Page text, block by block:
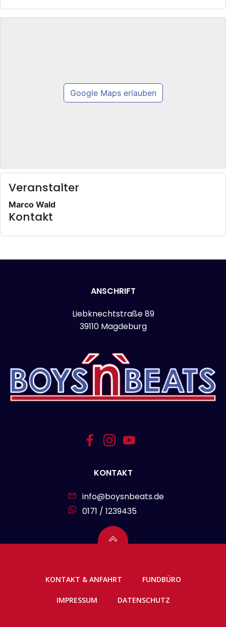
Google Maps erlauben
Veranstalter
Marco Wald
Kontakt
ANSCHRIFT
Liebknechtstraße 89
39110 Magdeburg
KONTAKT
info@boysnbeats.de
0171 / 1239435
KONTAKT & ANFAHRT FUNDBÜRO
IMPRESSUM DATENSCHUTZ